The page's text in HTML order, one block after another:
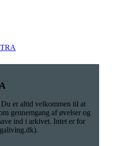
er altid velkommen til at
gennemgang af øvelser og
ind i arkivet. Intet er for